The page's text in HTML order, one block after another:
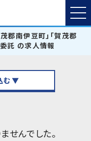
郡南伊豆町」「賀茂郡
託 の求人情報
む ▼
せんでした。